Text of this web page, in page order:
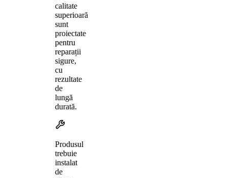
calitate
superioară
sunt
proiectate
pentru
reparații
sigure,
cu
rezultate
de
lungă
durată.
Produsul
trebuie
instalat
de